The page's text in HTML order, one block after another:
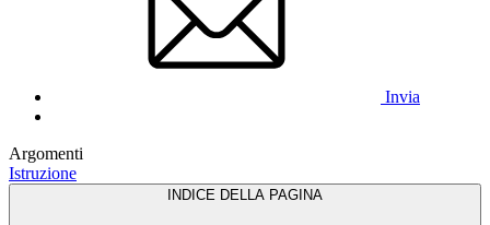
Invia
Argomenti
Istruzione
INDICE DELLA PAGINA